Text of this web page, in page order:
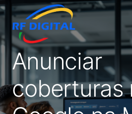
Anunciar
coberturas